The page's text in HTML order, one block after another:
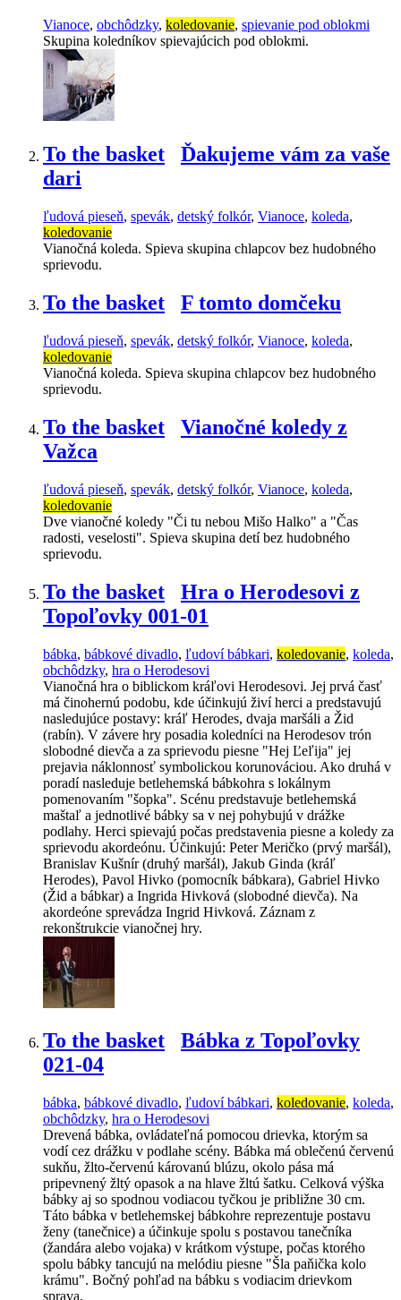
Vianoce, obchôdzky, koledovanie, spievanie pod oblokmi
Skupina koledníkov spievajúcich pod oblokmi.
To the basket
Ďakujeme vám za vaše
dari
ľudová pieseň, spevák, detský folkór, Vianoce, koleda,
koledovanie
Vianočná koleda. Spieva skupina chlapcov bez hudobného
sprievodu.
To the basket F tomto domčeku
ľudová pieseň, spevák, detský folkór, Vianoce, koleda,
koledovanie
Vianočná koleda. Spieva skupina chlapcov bez hudobného
sprievodu.
To the basket
Vianočné koledy z
Važca
ľudová pieseň, spevák, detský folkór, Vianoce, koleda,
koledovanie
Dve vianočné koledy "Či tu nebou Mišo Halko" a "Čas
radosti, veselosti". Spieva skupina detí bez hudobného
sprievodu.
To the basket
Hra o Herodesovi z
Topoľovky 001-01
bábka, bábkové divadlo, ľudoví bábkari, koledovanie, koleda,
obchôdzky, hra o Herodesovi
Vianočná hra o biblickom kráľovi Herodesovi. Jej prvá časť
má činohernú podobu, kde účinkujú živí herci a predstavujú
nasledujúce postavy: kráľ Herodes, dvaja maršáli a Žid
(rabín). V závere hry posadia koledníci na Herodesov trón
slobodné dievča a za sprievodu piesne "Hej Ľeľija" jej
prejavia náklonnosť symbolickou korunováciou. Ako druhá v
poradí nasleduje betlehemská bábkohra s lokálnym
pomenovaním "šopka". Scénu predstavuje betlehemská
maštaľ a jednotlivé bábky sa v nej pohybujú v drážke
podlahy. Herci spievajú počas predstavenia piesne a koledy za
sprievodu akordeónu. Účinkujú: Peter Meričko (prvý maršál),
Branislav Kušnír (druhý maršál), Jakub Ginda (kráľ
Herodes), Pavol Hivko (pomocník bábkara), Gabriel Hivko
(Žid a bábkar) a Ingrida Hivková (slobodné dievča). Na
akordeóne sprevádza Ingrid Hivková. Záznam z
rekonštrukcie vianočnej hry.
To the basket
Bábka z Topoľovky
021-04
bábka, bábkové divadlo, ľudoví bábkari, koledovanie, koleda,
obchôdzky, hra o Herodesovi
Drevená bábka, ovládateľná pomocou drievka, ktorým sa
vodí cez drážku v podlahe scény. Bábka má oblečenú červenú
sukňu, žlto-červenú károvanú blúzu, okolo pása má
pripevnený žltý opasok a na hlave žltú šatku. Celková výška
bábky aj so spodnou vodiacou tyčkou je približne 30 cm.
Táto bábka v betlehemskej bábkohre reprezentuje postavu
ženy (tanečnice) a účinkuje spolu s postavou tanečníka
(žandára alebo vojaka) v krátkom výstupe, počas ktorého
spolu bábky tancujú na melódiu piesne "Šla paňička kolo
krámu". Bočný pohľad na bábku s vodiacim drievkom
sprava.